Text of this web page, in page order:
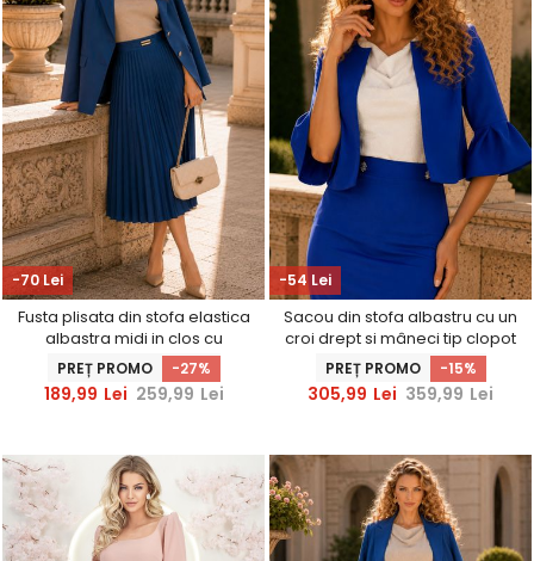
-70 Lei
Fusta plisata din stofa elastica
albastra midi in clos cu
accesoriu metalic in talie -
StarShinerS
PREȚ PROMO -27%
189,99 Lei 259,99 Lei
-54 Lei
Sacou din stofa albastru cu un
croi drept si mâneci tip clopot
- StarShinerS
PREȚ PROMO -15%
305,99 Lei 359,99 Lei